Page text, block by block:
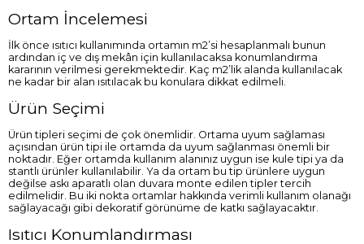
Ortam İncelemesi
İlk önce ısıtıcı kullanımında ortamın m2’si hesaplanmalı bunun
ardından iç ve dış mekân için kullanılacaksa konumlandırma
kararının verilmesi gerekmektedir. Kaç m2’lik alanda kullanılacak
ne kadar bir alan ısıtılacak bu konulara dikkat edilmeli.
Ürün Seçimi
Ürün tipleri seçimi de çok önemlidir. Ortama uyum sağlaması
açısından ürün tipi ile ortamda da uyum sağlanması önemli bir
noktadır. Eğer ortamda kullanım alanınız uygun ise kule tipi ya da
stantlı ürünler kullanılabilir. Ya da ortam bu tip ürünlere uygun
değilse askı aparatlı olan duvara monte edilen tipler tercih
edilmelidir. Bu iki nokta ortamlar hakkında verimli kullanım olanağı
sağlayacağı gibi dekoratif görünüme de katkı sağlayacaktır.
Isıtıcı Konumlandırması